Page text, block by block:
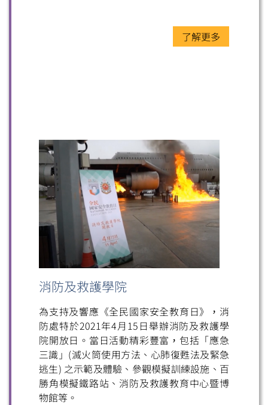
了解更多
消防及救護學院
為支持及響應《全民國家安全教育日》，消
防處特於2021年4月15日舉辦消防及救護學
院開放日。當日活動精彩豐富，包括「應急
三識」(滅火筒使用方法、心肺復甦法及緊急
逃生) 之示範及體驗、參觀模擬訓練設施、百
勝角模擬鐵路站、消防及救護教育中心暨博
物館等。
掃一掃關注我們的社交媒體，緊貼最新資訊！
微信